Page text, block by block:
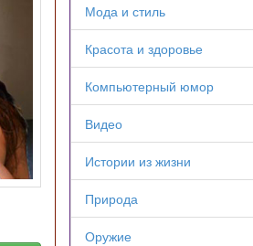
Мода и стиль
Красота и здоровье
Компьютерный юмор
Видео
Истории из жизни
Природа
Оружие